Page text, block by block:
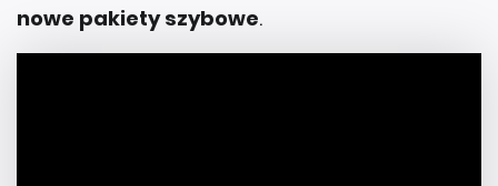
nowe pakiety szybowe.